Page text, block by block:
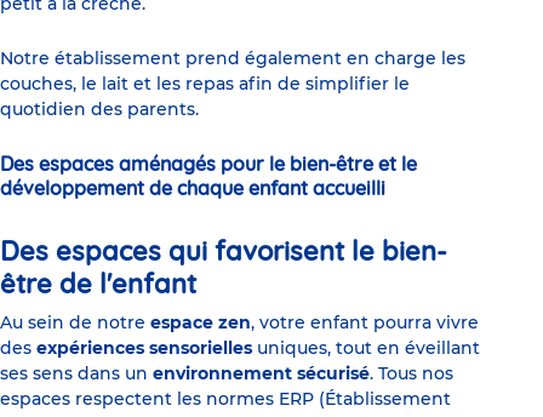
Notre établissement prend également en charge les
couches, le lait et les repas afin de simplifier le
quotidien des parents.
Des espaces aménagés pour le bien-être et le
développement de chaque enfant accueilli
Des espaces qui favorisent le bien-
être de l'enfant
Au sein de notre espace zen, votre enfant pourra vivre
des expériences sensorielles uniques, tout en éveillant
ses sens dans un environnement sécurisé. Tous nos
espaces respectent les normes ERP (Établissement